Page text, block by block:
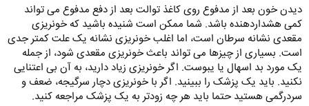
دیدن خون بعد از مدفوع روی کاغذ توالت بعد از دفع مدفوع می‌ تواند
کمی هشداردهنده باشد. شما ممکن است شنیده باشید که خونریزی
مقعدی نشانه سرطان است، اما اغلب خونریزی نشانه یک علت کمتر جدی
است. بسیاری از چیزها می‌ تواند باعث خونریزی مقعدی شود، از جمله
یک مورد بد اسهال یا یبوست. اگر خونریزی زیاد دارید، به آن بی اعتنایی
نکنید. باید یک پزشک را ببینید. اگر با خونریزی دچار سرگیجه، ضعف و
سردرگمی هستید حتما باید هر چه زودتر به یک پزشک مراجعه کنید.